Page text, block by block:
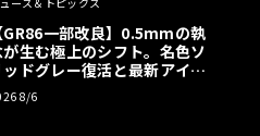
ブランドからは、その未来
AMG GT XX」が出展さ
開発した高性能EV専用プラッ
GR86一部改良】0.5mmの執
生む極上のシフト。名色ソ
ッドグレー復活と最新アイサ
でFRの極みへ
8/6